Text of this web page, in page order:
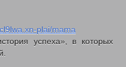
plai/mama
успеха», в которых